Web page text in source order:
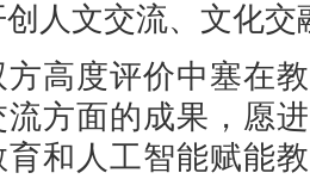
创人文交流、文化交
方高度评价中塞在
流方面的成果，愿
育和人工智能赋能